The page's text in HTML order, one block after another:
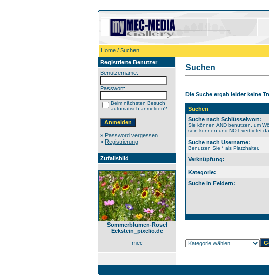
Home / Suchen
Registrierte Benutzer
Benutzername:
Passwort:
Beim nächsten Besuch
automatisch anmelden?
» Password vergessen
» Registrierung
Zufallsbild
Sommerblumen-Rosel
Eckstein_pixelio.de
mec
Suchen
Die Suche ergab leider keine
Suchen
Suche nach Schlüsselwort:
Sie können AND benutzen, um
sein können und NOT verbietet
Suche nach Username:
Benutzen Sie * als Platzhalter.
Verknüpfung:
Kategorie:
Suche in Feldern: